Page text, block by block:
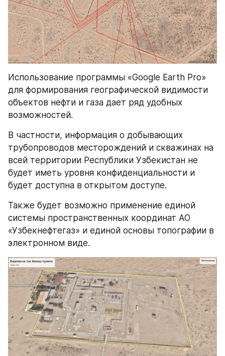
Использование программы «Google Earth Pro»
для формирования географической видимости
объектов нефти и газа дает ряд удобных
возможностей.
В частности, информация о добывающих
трубопроводов месторождений и скважинах на
всей территории Республики Узбекистан не
будет иметь уровня конфиденциальности и
будет доступна в открытом доступе.
Также будет возможно применение единой
системы пространственных координат АО
«Узбекнефтегаз» и единой основы топографии в
электронном виде.